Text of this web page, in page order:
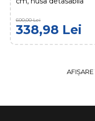
600,00 Lei
338,98 Lei
AFIŞARE